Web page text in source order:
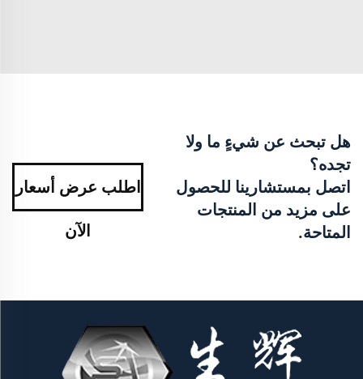
هل تبحث عن شيءٍ ما ولا
تجده؟
اتصل بمستشارينا للحصول
على مزيد من المنتجات
المتاحة.
اطلب عرض أسعار
الآن